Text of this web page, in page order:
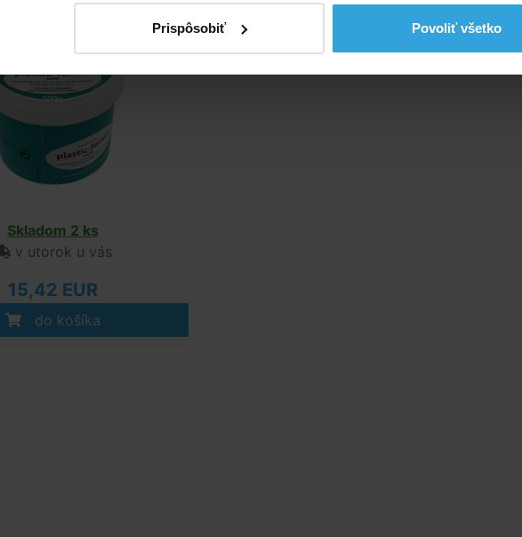
Prispôsobiť Povoliť všetko
Skladom 2 ks
v utorok u vás
15,42 EUR
do košíka